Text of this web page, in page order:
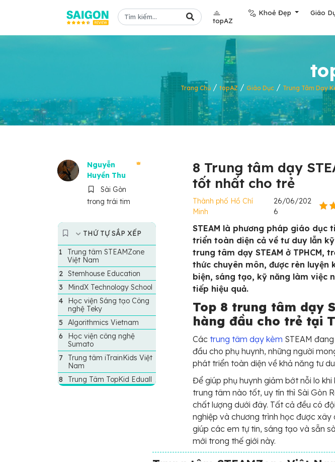
topAZ
Khoẻ Đẹp Giáo
Trang Chủ / topAZ / Giáo Dục / Trung Tâm Dạy
Nguyễn
Huyền Thu
Sài Gòn
trong trái tim
8 Trung tâm dạy
tốt nhất cho trẻ
Thành phố Hồ Chí
Minh
26/06/202
6
THỨ TỰ SẮP XẾP
Trung tâm STEAMZone
Việt Nam
Stemhouse Education
MindX Technology School
Học viện Sáng tạo Công
nghệ Teky
Algorithmics Vietnam
Học viện công nghệ
Sumato
Trung tâm iTrainKids Việt
Nam
Trung Tâm TopKid Eduall
STEAM là phương pháp giáo dục
triển toàn diện cả về tư duy lẫn
trung tâm dạy STEAM ở TPHCM,
thức chuyên môn, được rèn luyện
biện, sáng tạo, kỹ năng làm việc
tiếp hiệu quả.
Top 8 trung tâm dạy
hàng đầu cho trẻ tại
Các trung tâm dạy kèm STEAM
đầu cho phụ huynh, những người
phát triển toàn diện về khả năng tư
Để giúp phụ huynh giảm bớt nỗi lo
trung tâm nào tốt, uy tín thì Sài Gòn
chất lượng dưới đây. Tất cả đều có
nghiệp và chương trình học được
giúp các em tự tin, sáng tạo và sẵn
mới trong thế giới này.